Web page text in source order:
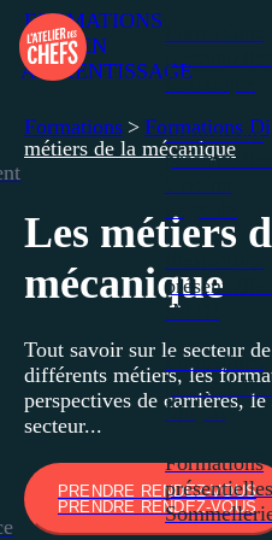
FORMATIONS
EN
APPRENTISSAGE
présentielles
Diététique
Formations
présentielles
végétale
présentielles
IMTB
Formations
Maçon
Formations
présentielles
Formations > Formations
métiers de la mécanique
Les métiers
mécanique
Tout savoir sur le secteur
différents métiers, les
perspectives de carrières,
secteur...
PRENDRE RENDEZ-VOUS
PRENDRE RENDEZ-VOUS